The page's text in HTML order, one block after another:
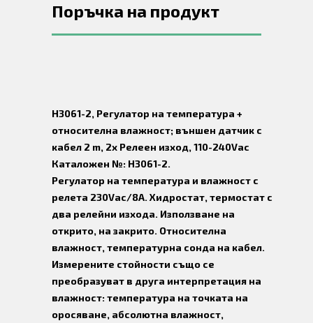
Поръчка на продукт
H3061-2, Регулатор на температура +
относителна влажност; външен датчик с
кабел 2 m, 2x Релеен изход, 110-240Vac
Каталожен №: H3061-2.
Регулатор на температура и влажност с
релета 230Vac/8A. Хидростат, термостат с
два релейни изхода. Използване на
открито, на закрито. Относителна
влажност, температурна сонда на кабел.
Измерените стойности също се
преобразуват в друга интерпретация на
влажност: температура на точката на
оросяване, абсолютна влажност,